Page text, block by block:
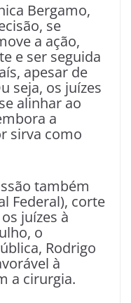
Bergamo,
se
a ação,
e ser seguida
apesar de
seja, os juízes
alinhar ao
a
sirva como
também
Federal), corte
juízes à
o
Rodrigo
à
a cirurgia.